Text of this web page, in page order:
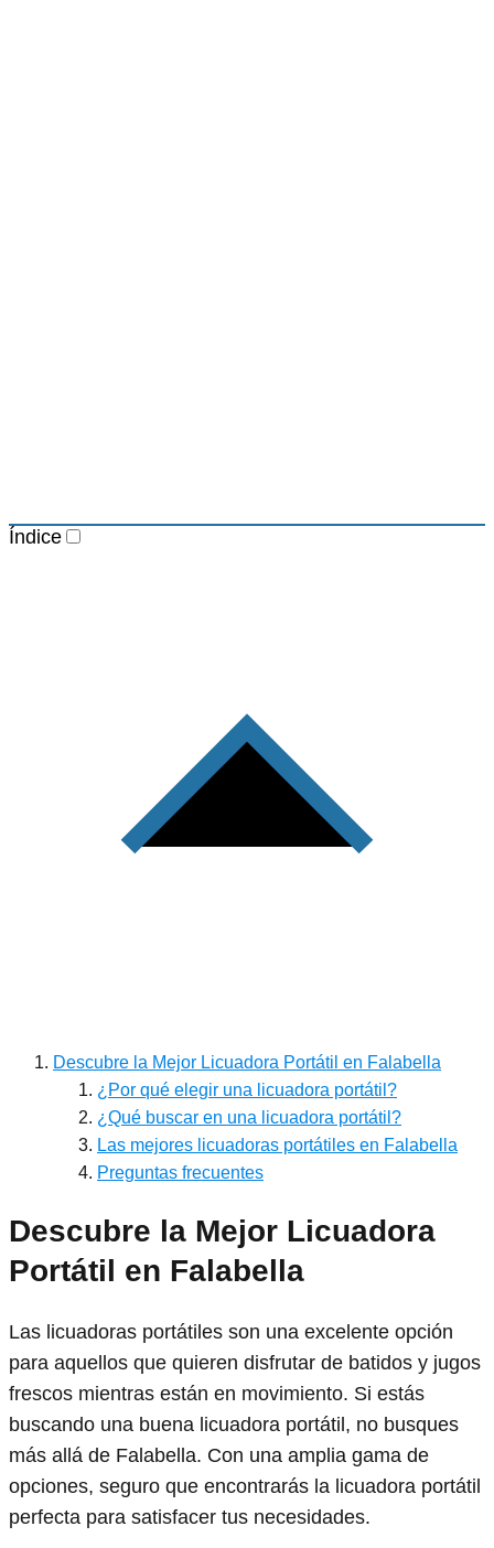
Índice
Descubre la Mejor Licuadora Portátil en Falabella
¿Por qué elegir una licuadora portátil?
¿Qué buscar en una licuadora portátil?
Las mejores licuadoras portátiles en Falabella
Preguntas frecuentes
Descubre la Mejor Licuadora
Portátil en Falabella
Las licuadoras portátiles son una excelente opción
para aquellos que quieren disfrutar de batidos y jugos
frescos mientras están en movimiento. Si estás
buscando una buena licuadora portátil, no busques
más allá de Falabella. Con una amplia gama de
opciones, seguro que encontrarás la licuadora portátil
perfecta para satisfacer tus necesidades.